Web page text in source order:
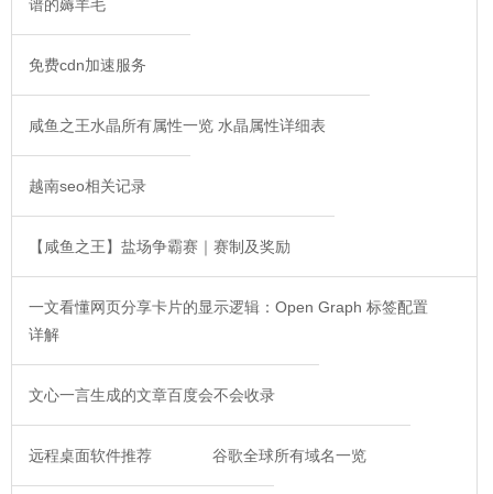
谱的薅羊毛
免费cdn加速服务
咸鱼之王水晶所有属性一览 水晶属性详细表
越南seo相关记录
【咸鱼之王】盐场争霸赛｜赛制及奖励
一文看懂网页分享卡片的显示逻辑：Open Graph 标签配置
详解
文心一言生成的文章百度会不会收录
远程桌面软件推荐 谷歌全球所有域名一览